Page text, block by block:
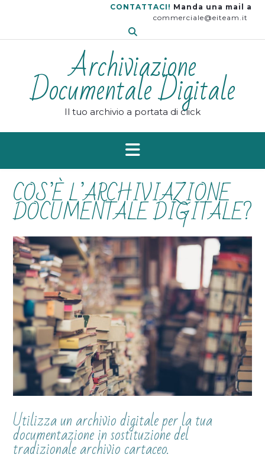
CONTATTACI! Manda una mail a
commerciale@eiteam.it
Archiviazione
Documentale Digitale
Il tuo archivio a portata di click
COS’È L’ARCHIVIAZIONE
DOCUMENTALE DIGITALE?
Utilizza un archivio digitale per la tua
documentazione in sostituzione del
tradizionale archivio cartaceo.